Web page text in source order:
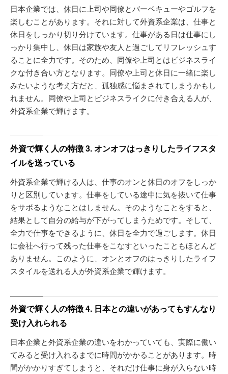
日本企業では、休日に上司や同僚とバーベキューやゴルフを
楽しむことがあります。それに対して外資系企業は、仕事と
休日をしっかり切り分けています。仕事がある日は仕事にし
っかり集中し、休日は家族や友人と過ごしてリフレッシュす
ることに全力です。そのため、同僚や上司とはビジネスライ
クな付き合い方となります。同僚や上司と休日に一緒に楽し
みたいような考え方だと、孤独感に悩まされてしまうかもし
れません。同僚や上司とビジネスライクに付き合える人が、
外資系企業で輝けます。
外資で輝く人の特徴 3. オンオフはっきりしたライフスタ
イルを送っている
外資系企業で輝ける人は、仕事のオンと休日のオフをしっか
りと区別しています。仕事をしている途中に気を抜いて仕事
をサボるようなことはしません。そのようなことをすると、
結果として自分の給与が下がってしまうためです。そして、
全力で仕事をできるように、休日を全力で過ごします。休日
に会社へ行って残った仕事をこなすといったこともほとんど
ありません。このように、オンとオフのはっきりしたライフ
スタイルを送れる人が外資系企業で輝けます。
外資で輝く人の特徴 4. 日本との違いがあってもすんなり
受け入れられる
日本企業と外資系企業の違いをわかっていても、実際に働い
てみると受け入れるまでに時間がかかることがあります。時
間がかかりすぎてしまうと、それだけ仕事に身が入らない時